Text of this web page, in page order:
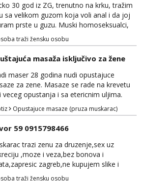
30 god iz ZG, trenutno na krku, tražim
sa velikom guzom koja voli anal i da joj
prste u guzu. Muski homoseksualci,
i transiči odjebite, ne zanimate me. Bilo
placanja opcenito (gotovina) ili
(aircash, paysafecard, bonovi) ne
u obzir. Javit se prvo porukom na
0958048882.
traži žensku osobu
masaža isključivo za žene
maser 28 godina nudi opustajuce
za zene. Masaze se rade na krevetu
veceg opustanja i sa etericnim uljima.
se o kompletnoj masazi cijelog tijela od
do pete, ili ako ne odgovara po
naravno. Godine nisu bitne, ali
i diskrecija su jako bitni. Sve ostale
moze na mail:
Ili wapp
95 5547 045
Opustajuce masaze (pruza muskarac)
59 0915798466
trazi zenu za druzenje,sex uz
,moze i veza,bez bonova i
zagreb,ne kupujem slike i
traži žensku osobu